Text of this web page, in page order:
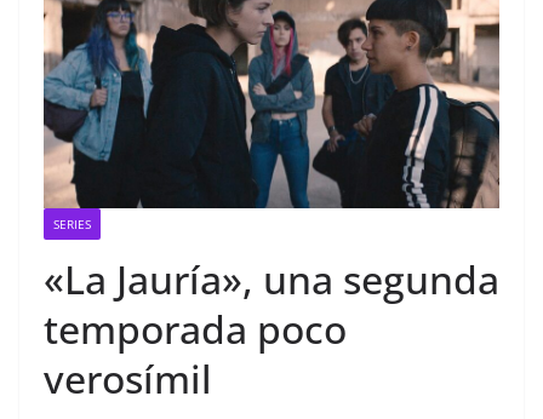
SERIES
«La Jauría», una segunda
temporada poco
verosímil